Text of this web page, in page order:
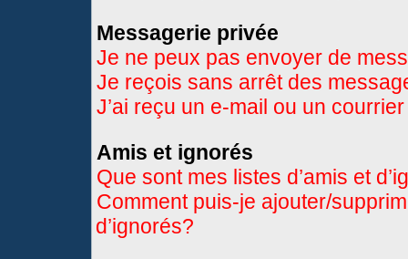
Messagerie privée
Je ne peux pas envoyer de
Je reçois sans arrêt des
J’ai reçu un e-mail ou un
Amis et ignorés
Que sont mes listes d’amis et
Comment puis-je ajouter/
d’ignorés?